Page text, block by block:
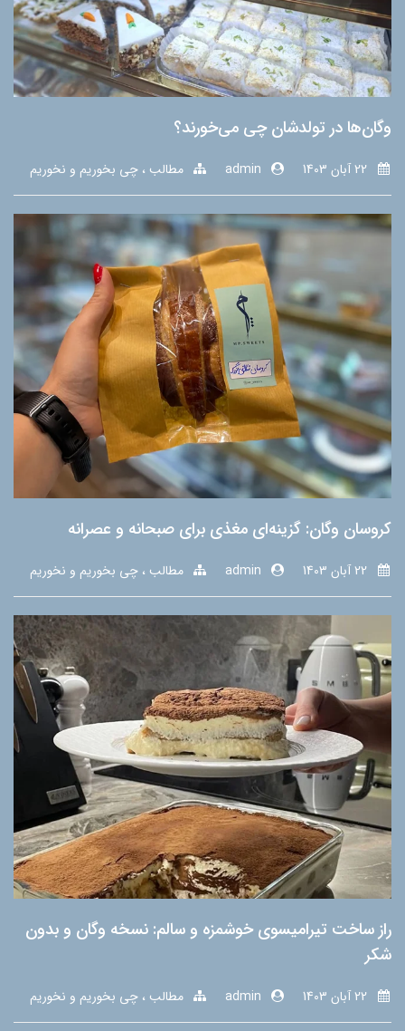
وگان‌ها در تولدشان چی می‌خورند؟
admin مطالب چی بخوریم و نخوریم
کروسان وگان: گزینه‌ای مغذی برای صبحانه و عصرانه
admin مطالب چی بخوریم و نخوریم
راز ساخت تیرامیسوی خوشمزه و سالم: نسخه وگان و بدون
شکر
admin مطالب چی بخوریم و نخوریم